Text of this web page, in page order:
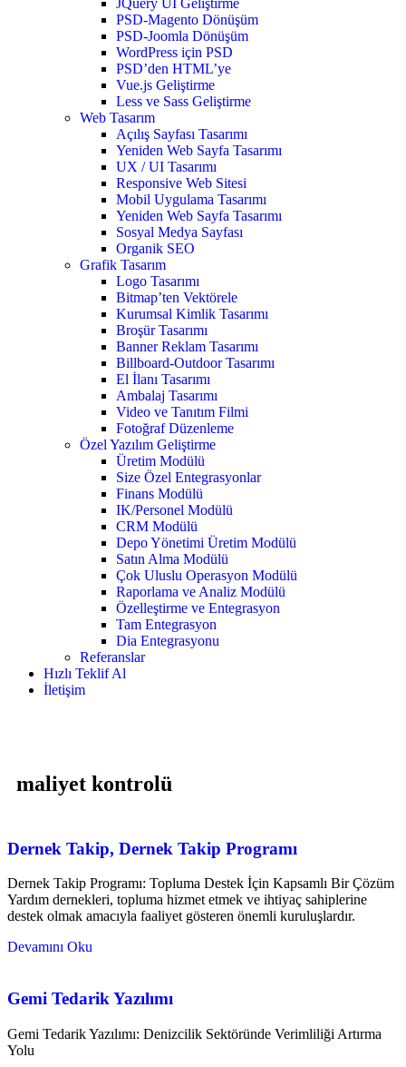
JQuery UI Geliştirme
PSD-Magento Dönüşüm
PSD-Joomla Dönüşüm
WordPress için PSD
PSD’den HTML’ye
Vue.js Geliştirme
Less ve Sass Geliştirme
Web Tasarım
Açılış Sayfası Tasarımı
Yeniden Web Sayfa Tasarımı
UX / UI Tasarımı
Responsive Web Sitesi
Mobil Uygulama Tasarımı
Yeniden Web Sayfa Tasarımı
Sosyal Medya Sayfası
Organik SEO
Grafik Tasarım
Logo Tasarımı
Bitmap’ten Vektörele
Kurumsal Kimlik Tasarımı
Broşür Tasarımı
Banner Reklam Tasarımı
Billboard-Outdoor Tasarımı
El İlanı Tasarımı
Ambalaj Tasarımı
Video ve Tanıtım Filmi
Fotoğraf Düzenleme
Özel Yazılım Geliştirme
Üretim Modülü
Size Özel Entegrasyonlar
Finans Modülü
IK/Personel Modülü
CRM Modülü
Depo Yönetimi Üretim Modülü
Satın Alma Modülü
Çok Uluslu Operasyon Modülü
Raporlama ve Analiz Modülü
Özelleştirme ve Entegrasyon
Tam Entegrasyon
Dia Entegrasyonu
Referanslar
Hızlı Teklif Al
İletişim
maliyet kontrolü
Dernek Takip, Dernek Takip Programı
Dernek Takip Programı: Topluma Destek İçin Kapsamlı Bir Çözüm
Yardım dernekleri, topluma hizmet etmek ve ihtiyaç sahiplerine
destek olmak amacıyla faaliyet gösteren önemli kuruluşlardır.
Devamını Oku
Gemi Tedarik Yazılımı
Gemi Tedarik Yazılımı: Denizcilik Sektöründe Verimliliği Artırma
Yolu